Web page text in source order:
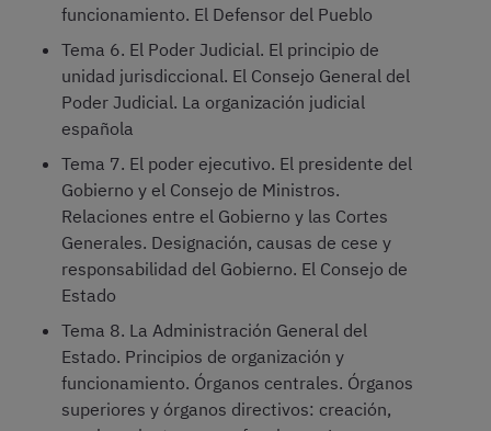
funcionamiento. El Defensor del Pueblo
Tema 6. El Poder Judicial. El principio de
unidad jurisdiccional. El Consejo General del
Poder Judicial. La organización judicial
española
Tema 7. El poder ejecutivo. El presidente del
Gobierno y el Consejo de Ministros.
Relaciones entre el Gobierno y las Cortes
Generales. Designación, causas de cese y
responsabilidad del Gobierno. El Consejo de
Estado
Tema 8. La Administración General del
Estado. Principios de organización y
funcionamiento. Órganos centrales. Órganos
superiores y órganos directivos: creación,